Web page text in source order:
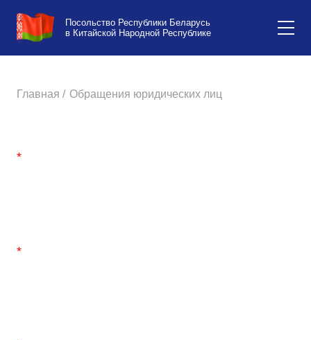
Посольство Республики Беларусь
в Китайской Народной Республике
Главная / Обращения юридических лиц
*
*